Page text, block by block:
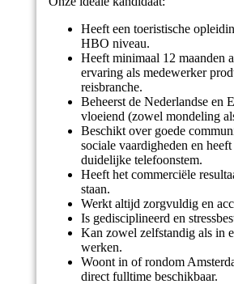
Heeft een toeristische
HBO niveau.
Heeft minimaal 12 maanden
ervaring als medewerker
reisbranche.
Beheerst de Nederlandse en
vloeiend (zowel mondeling
Beschikt over goede
sociale vaardigheden en
duidelijke telefoonstem.
Heeft het commerciële
staan.
Werkt altijd zorgvuldig en
Is gedisciplineerd en
Kan zowel zelfstandig als in
werken.
Woont in of rondom
direct fulltime beschikbaar.